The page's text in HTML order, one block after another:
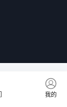
我的